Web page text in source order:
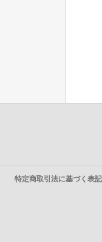
特定商取引法に基づく表記